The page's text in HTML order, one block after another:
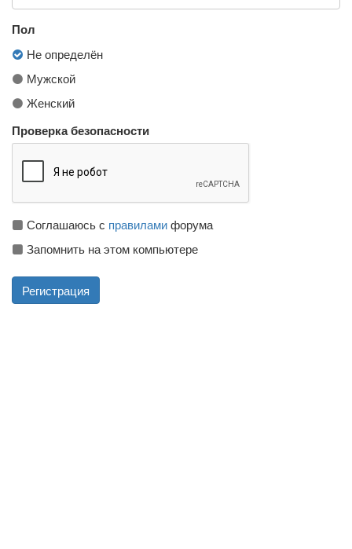
Пол
Не определён
Мужской
Женский
Проверка безопасности
Соглашаюсь с правиламифорума
Запомнить на этом компьютере